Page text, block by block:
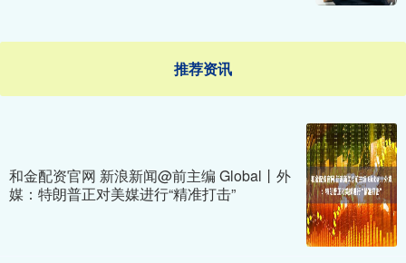
推荐资讯
和金配资官网 新浪新闻@前主编 Global丨外
媒：特朗普正对美媒进行“精准打击”